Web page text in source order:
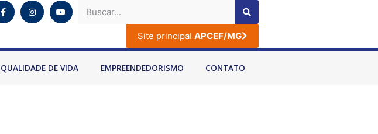
Site principal APCEF/MG
QUALIDADE DE VIDA EMPREENDEDORISMO CONTATO